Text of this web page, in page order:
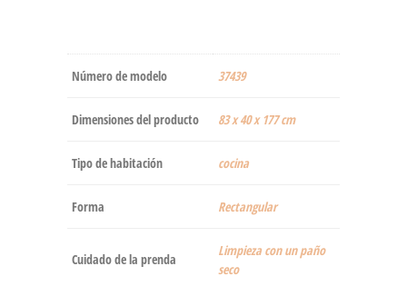
Número de modelo ‎37439
Dimensiones del producto ‎83 x 40 x 177 cm
Tipo de habitación cocina
Forma ‎Rectangular
Cuidado de la prenda
‎Limpieza con un paño
seco